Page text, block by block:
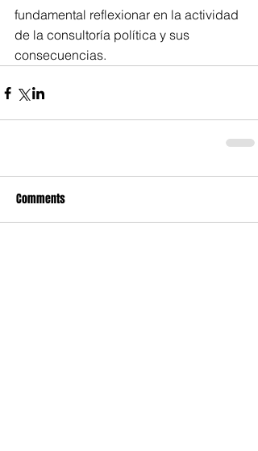
fundamental reflexionar en la actividad
de la consultoría política y sus
consecuencias.
Comments